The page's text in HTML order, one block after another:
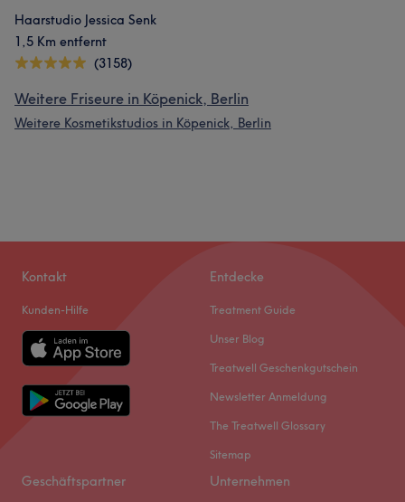
Haarstudio Jessica Senk
1,5 Km entfernt
(3158)
Weitere Friseure in Köpenick, Berlin
Weitere Kosmetikstudios in Köpenick, Berlin
Kontakt
Kunden-Hilfe
Entdecke
Treatment Guide
Unser Blog
Treatwell Geschenkgutschein
Newsletter Anmeldung
The Treatwell Glossary
Sitemap
Geschäftspartner Unternehmen